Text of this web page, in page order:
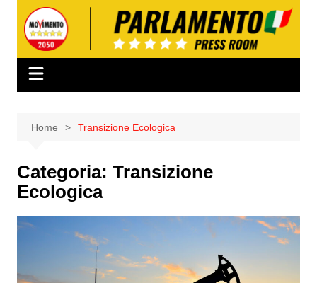
contenuto
Home Transizione Ecologica
Categoria: Transizione
Ecologica